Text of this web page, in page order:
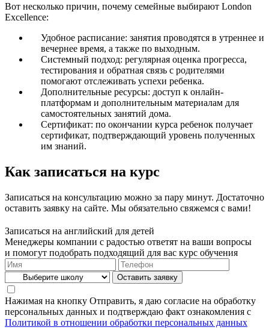
Вот несколько причин, почему семейные выбирают London
Excellence:
Удобное расписание: занятия проводятся в утреннее и
вечернее время, а также по выходным.
Системный подход: регулярная оценка прогресса,
тестирования и обратная связь с родителями
помогают отслеживать успехи ребенка.
Дополнительные ресурсы: доступ к онлайн-
платформам и дополнительным материалам для
самостоятельных занятий дома.
Сертификат: по окончании курса ребенок получает
сертификат, подтверждающий уровень полученных
им знаний.
Как записаться на курс
Записаться на консультацию можно за пару минут. Достаточно
оставить заявку на сайте. Мы обязательно свяжемся с вами!
Записаться на английский для детей
Менеджеры компании с радостью ответят на ваши вопросы
и помогут подобрать подходящий для вас курс обучения
Нажимая на кнопку Отправить, я даю согласие на обработку
персональных данных и подтверждаю факт ознакомления с
Политикой в отношении обработки персональных данных